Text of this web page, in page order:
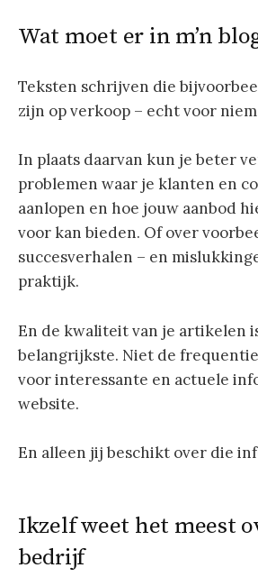
Wat moet er in m’n
Teksten schrijven die
zijn op verkoop – echt voor
In plaats daarvan kun je beter
problemen waar je klanten en
aanlopen en hoe jouw aanbod
voor kan bieden. Of over
succesverhalen – en
praktijk.
En de kwaliteit van je artikelen
belangrijkste. Niet de
voor interessante en actuele
website.
En alleen jij beschikt over die
Ikzelf weet het meest
bedrijf